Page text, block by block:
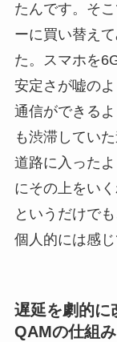
たんです。そ
ーに買い替え
た。スマホを
安定さが嘘の
通信ができる
も渋滞してい
道路に入った
にその上をい
というだけで
個人的には感じ
遅延を劇的に
QAMの仕組